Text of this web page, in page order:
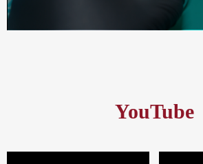
YouTube